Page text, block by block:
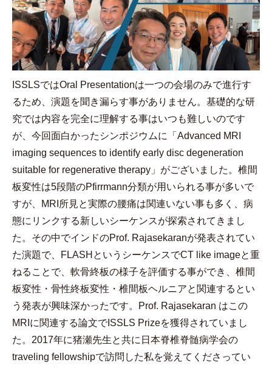
ISSLSではOral Presentationは一つの会場のみで進行す
るため、演題を聞き漏らす事がありません。基礎的な研
究では内容を完全に理解する事はいつも難しいのです
が、今回面白かったシンポジウムに「 Advanced MRI
imaging sequences to identify early disc degeneration
suitable for regenerative therapy 」がございました。椎間
板変性は5段階のPfirrmann分類が用いられる事が多いで
すが、
MRI 所見と実際の腰痛は関連いない事も多く、病
態にリンクする新しいシーケンスが探索されてきまし
た。その中でインドのProf. Rajasekaranが発表されてい
た演題で、
FLASH というシーケンスでCT like imageと重
ねることで、軟骨終板の様子を評価する事ができ、椎間
板変性・骨性終板変性・椎間板ヘルニアと関連するとい
う発表が興味深かったです。
Prof. Rajasekaran はこの
MRI に関連する論文でISSLS Prizeを獲得されていまし
た。 2017年に猪瀬先生と共に日本脊椎脊髄病学会の
traveling fellowshipで訪問した私を覚えてくださってい